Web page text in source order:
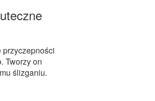
Tworzy on
ślizganiu.